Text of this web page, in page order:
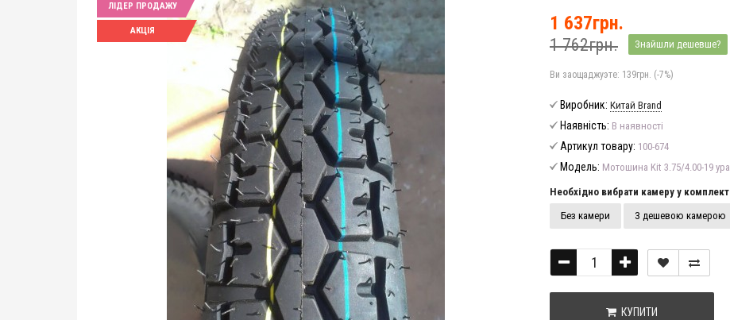
ЛІДЕР ПРОДАЖУ
АКЦІЯ 1 637грн.
1 762грн. Знайшли дешевше?
Ви заощаджуэте: 139грн. (-7%)
Виробник: Китай Brand
Наявність: В наявності
Артикул товару: 100-674
Модель: Мотошина Kit 3.75/4.00-19
Необхідно вибрати камеру у
Без камери
З дешевою камерою
КУПИТИ